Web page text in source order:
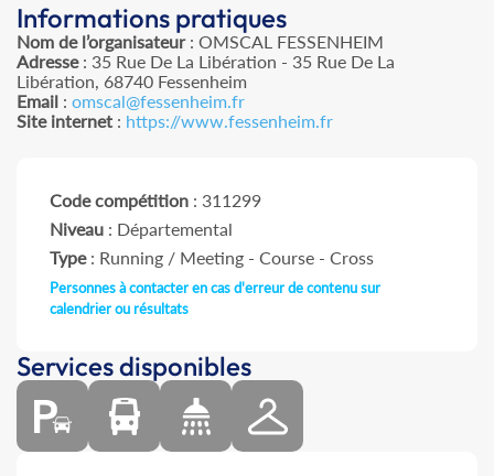
Informations pratiques
Nom de l’organisateur: OMSCAL FESSENHEIM
Adresse: 35 Rue De La Libération - 35 Rue De La
Libération, 68740 Fessenheim
Email : omscal@fessenheim.fr
Site internet : https://www.fessenheim.fr
Code compétition : 311299
Niveau : Départemental
Type: Running / Meeting - Course - Cross
Personnes à contacter en cas d'erreur de contenu sur
calendrier ou résultats
Services disponibles